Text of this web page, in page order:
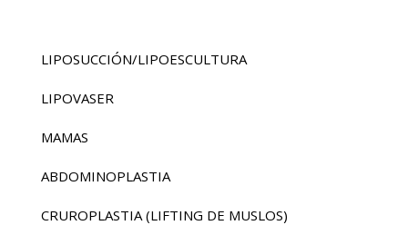
LIPOSUCCIÓN/LIPOESCULTURA
LIPOVASER
MAMAS
ABDOMINOPLASTIA
CRUROPLASTIA (LIFTING DE MUSLOS)